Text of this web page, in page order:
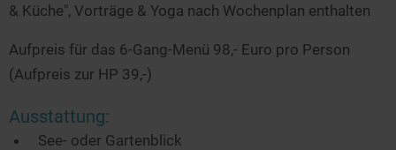
& Küche", Vorträge & Yoga nach Wochenplan enthalten
Aufpreis für das 6-Gang-Menü 98,- Euro pro Person
(Aufpreis zur HP 39,-)
Ausstattung:
See- oder Gartenblick